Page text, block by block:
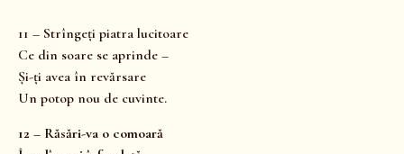
11 – Strîngeți piatra lucitoare
Ce din soare se aprinde –
Și-ți avea în revărsare
Un potop nou de cuvinte.
12 – Răsări-va o comoară